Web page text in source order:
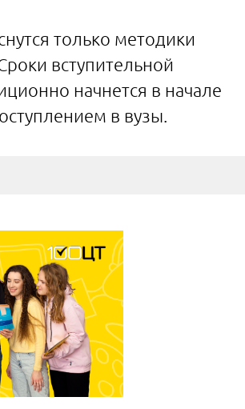
только методики
вступительной
начнется в начале
в вузы.